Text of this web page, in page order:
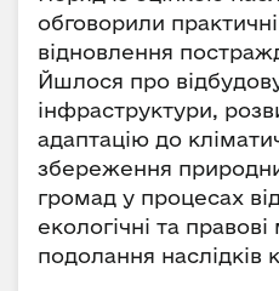
обговорили
відновлення
Йшлося про
інфраструктури,
адаптацію до
збереження
громад у процесах
екологічні та
подолання наслідків